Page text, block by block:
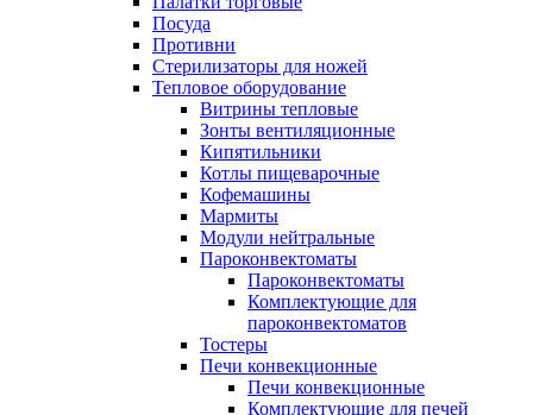
Посуда
Противни
Стерилизаторы для ножей
Тепловое оборудование
Витрины тепловые
Зонты вентиляционные
Кипятильники
Котлы пищеварочные
Кофемашины
Мармиты
Модули нейтральные
Пароконвектоматы
Пароконвектоматы
Комплектующие для
пароконвектоматов
Тостеры
Печи конвекционные
Печи конвекционные
Комплектующие для печей